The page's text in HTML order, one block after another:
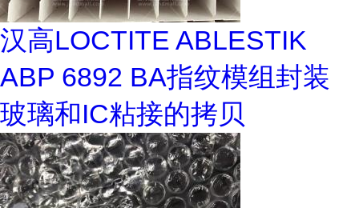
汉高LOCTITE ABLESTIK
ABP 6892 BA指纹模组封装
玻璃和IC粘接的拷贝